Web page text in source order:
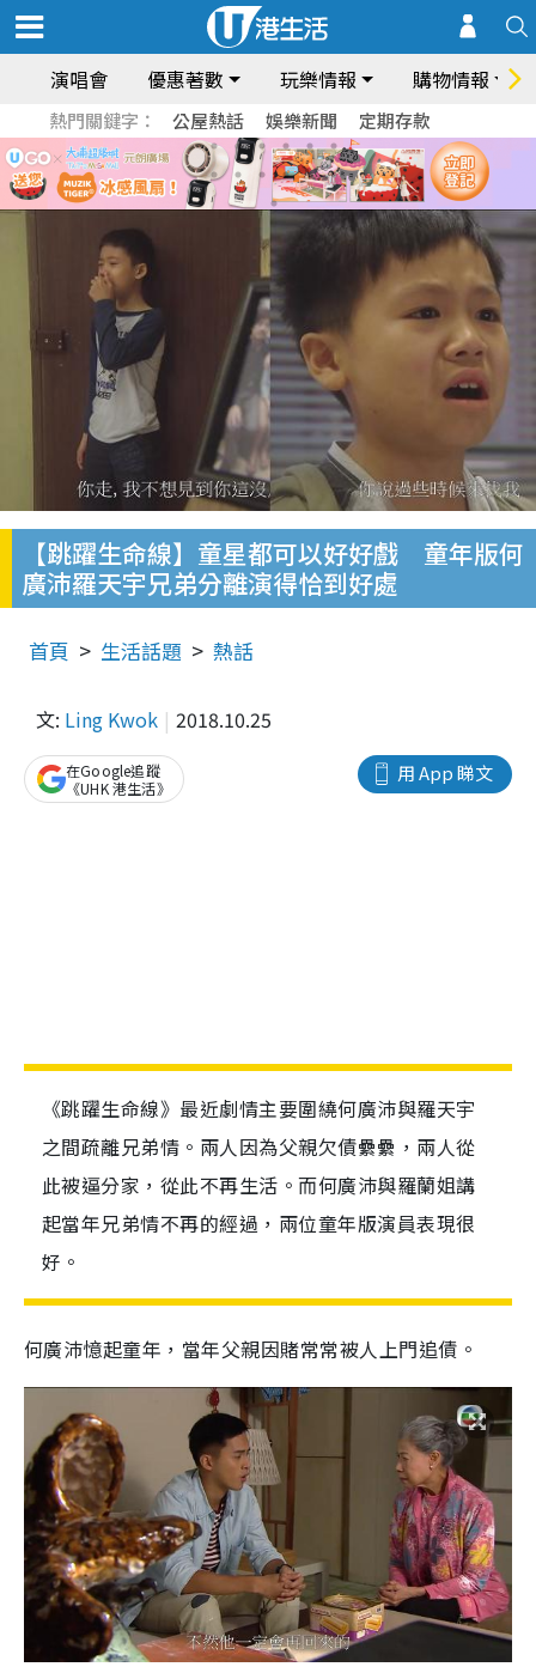
演唱會 優惠著數 玩樂情報 購物情報
熱門關鍵字： 公屋熱話 娛樂新聞 定期存款
【跳躍生命線】童星都可以好好戲 童年版何
廣沛羅天宇兄弟分離演得恰到好處
首頁 生活話題 熱話
文: Ling Kwok 2018.10.25
用 App 睇文
在Google追蹤
《UHK 港生活》
《跳躍生命線》最近劇情主要圍繞何廣沛與羅天宇
之間疏離兄弟情。兩人因為父親欠債纍纍，兩人從
此被逼分家，從此不再生活。而何廣沛與羅蘭姐講
起當年兄弟情不再的經過，兩位童年版演員表現很
好。
何廣沛憶起童年，當年父親因賭常常被人上門追債。